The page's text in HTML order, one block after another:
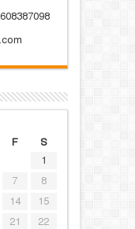
F
S
1
7
8
14
15
21
22